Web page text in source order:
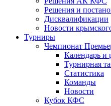
Решения и
Дисквалификации
Новости
Турниры
Чемпионат
Календарь и
Турнирная
Статистика
Команды
Новости
Кубок КФС